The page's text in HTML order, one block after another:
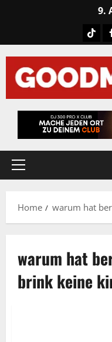
9.
Primary
Home warum hat
warum hat
brink keine